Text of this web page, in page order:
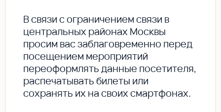
В cвязи с ограничением связи в
центральных районах Москвы
просим вас заблаговременно перед
посещением мероприятий
переоформлять данные посетителя,
распечатывать билеты или
сохранять их на своих смартфонах.